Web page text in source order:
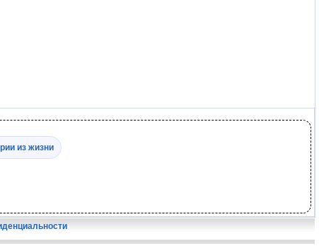
из жизни